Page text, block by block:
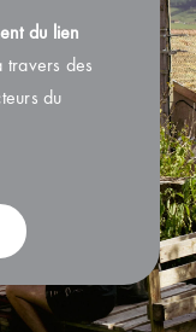
du lien
travers des
du